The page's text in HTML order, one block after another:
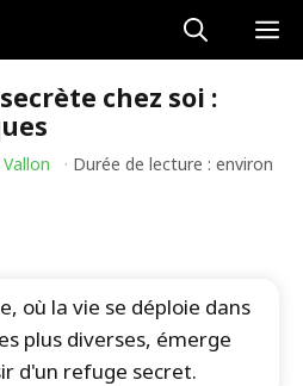
chez soi :
· Durée de lecture : environ
où la vie se déploie dans
plus diverses, émerge
d'un refuge secret.